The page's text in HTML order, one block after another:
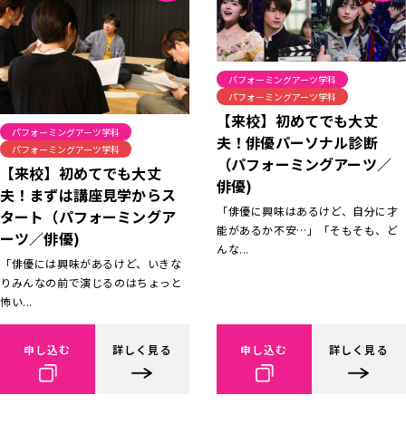
パフォーミングアーツ学科
パフォーミングアーツ学科
【来校】初めてでも大丈
夫！まずは講座見学からス
タート（パフォーミングア
ーツ／俳優)
「俳優には興味があるけど、いきな
りみんなの前で演じるのはちょっと
怖い...
申し込む 詳しく見る
パフォーミングアーツ学科
パフォーミングアーツ学科
【来校】初めてでも大丈
夫！俳優パーソナル診断
（パフォーミングアーツ／
俳優)
「俳優に興味はあるけど、自分に才
能があるか不安…」「そもそも、ど
んな...
申し込む 詳しく見る